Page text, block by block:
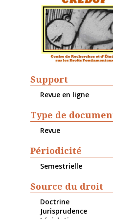
Support
Revue en ligne
Type de
Revue
Périodicité
Semestrielle
Source du droit
Doctrine
Jurisprudence